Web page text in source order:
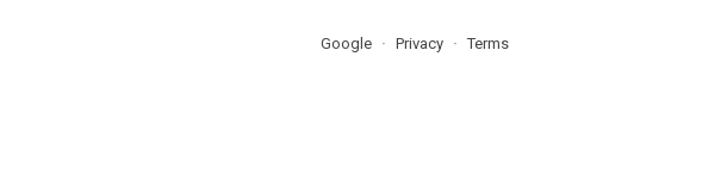
Google Privacy Terms